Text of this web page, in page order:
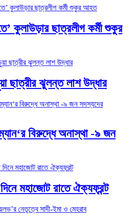
কুলাউড়ার ছাত্রলীগ কর্মী শুকুর
ছাত্রীর ঝুলন্ত লাশ উদ্ধার
বিরুদ্ধে অনাস্থা -৯ জন
মহাজোট রাতে ঐক্যফ্রন্ট